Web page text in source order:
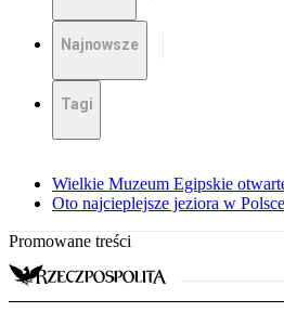
Najnowsze
Tagi
Wielkie Muzeum Egipskie
Oto najcieplejsze jeziora w
Promowane treści